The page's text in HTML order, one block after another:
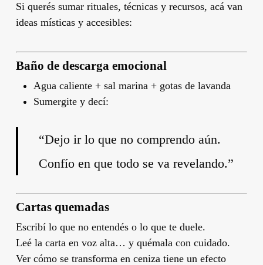
Si querés sumar rituales, técnicas y recursos, acá van
ideas místicas y accesibles:
Baño de descarga emocional
Agua caliente + sal marina + gotas de lavanda
Sumergite y decí:
“Dejo ir lo que no comprendo aún.
Confío en que todo se va revelando.”
Cartas quemadas
Escribí lo que no entendés o lo que te duele.
Leé la carta en voz alta… y quémala con cuidado.
Ver cómo se transforma en ceniza tiene un efecto